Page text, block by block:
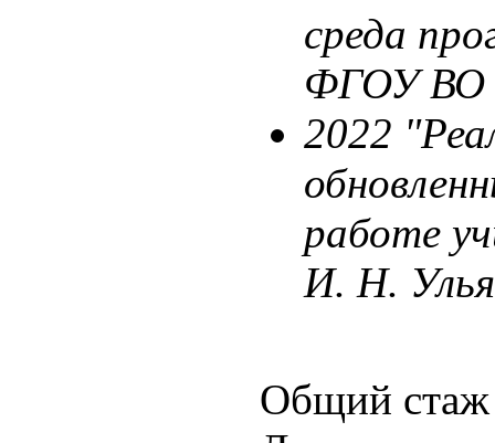
среда
ФГОУ ВО
2022
работе
И. Н.
Общий